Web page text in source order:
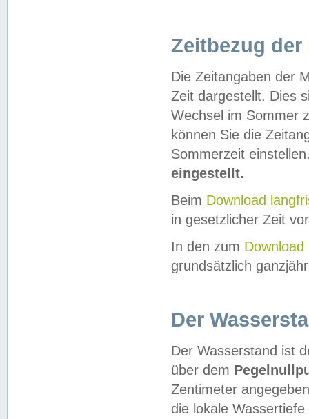
Zeitbezug der
Die Zeitangaben der
Zeit dargestellt. Dies
Wechsel im Sommer
können Sie die
Sommerzeit
eingestellt.
Beim Download
in gesetzlicher Zeit
In den zum Download
grundsätzlich
Der
Der Wasserstand ist
über dem
Zentimeter
die lokale